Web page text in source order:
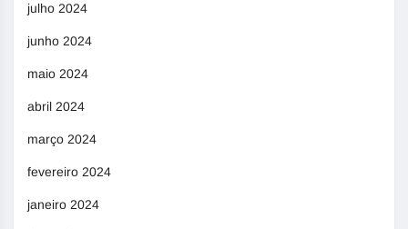
julho 2024
junho 2024
maio 2024
abril 2024
março 2024
fevereiro 2024
janeiro 2024